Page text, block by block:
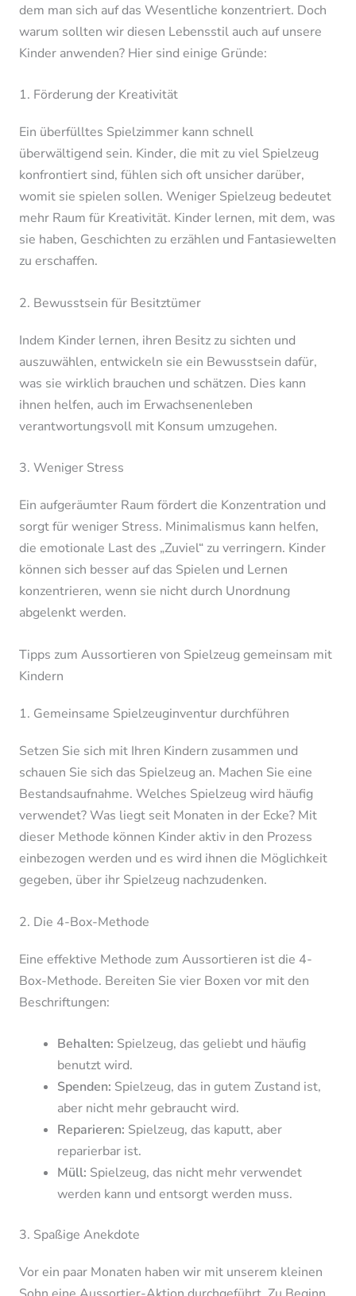
dem man sich auf das Wesentliche konzentriert. Doch
warum sollten wir diesen Lebensstil auch auf unsere
Kinder anwenden? Hier sind einige Gründe:
1. Förderung der Kreativität
Ein überfülltes Spielzimmer kann schnell
überwältigend sein. Kinder, die mit zu viel Spielzeug
konfrontiert sind, fühlen sich oft unsicher darüber,
womit sie spielen sollen. Weniger Spielzeug bedeutet
mehr Raum für Kreativität. Kinder lernen, mit dem, was
sie haben, Geschichten zu erzählen und Fantasiewelten
zu erschaffen.
2. Bewusstsein für Besitztümer
Indem Kinder lernen, ihren Besitz zu sichten und
auszuwählen, entwickeln sie ein Bewusstsein dafür,
was sie wirklich brauchen und schätzen. Dies kann
ihnen helfen, auch im Erwachsenenleben
verantwortungsvoll mit Konsum umzugehen.
3. Weniger Stress
Ein aufgeräumter Raum fördert die Konzentration und
sorgt für weniger Stress. Minimalismus kann helfen,
die emotionale Last des „Zuviel“ zu verringern. Kinder
können sich besser auf das Spielen und Lernen
konzentrieren, wenn sie nicht durch Unordnung
abgelenkt werden.
Tipps zum Aussortieren von Spielzeug gemeinsam mit
Kindern
1. Gemeinsame Spielzeuginventur durchführen
Setzen Sie sich mit Ihren Kindern zusammen und
schauen Sie sich das Spielzeug an. Machen Sie eine
Bestandsaufnahme. Welches Spielzeug wird häufig
verwendet? Was liegt seit Monaten in der Ecke? Mit
dieser Methode können Kinder aktiv in den Prozess
einbezogen werden und es wird ihnen die Möglichkeit
gegeben, über ihr Spielzeug nachzudenken.
2. Die 4-Box-Methode
Eine effektive Methode zum Aussortieren ist die 4-
Box-Methode. Bereiten Sie vier Boxen vor mit den
Beschriftungen:
Behalten: Spielzeug, das geliebt und häufig
benutzt wird.
Spenden: Spielzeug, das in gutem Zustand ist,
aber nicht mehr gebraucht wird.
Reparieren: Spielzeug, das kaputt, aber
reparierbar ist.
Müll: Spielzeug, das nicht mehr verwendet
werden kann und entsorgt werden muss.
3. Spaßige Anekdote
Vor ein paar Monaten haben wir mit unserem kleinen